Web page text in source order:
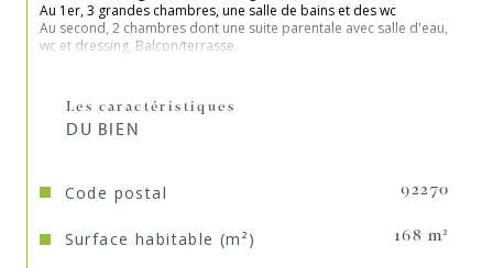
Au 1er, 3 grandes chambres, une salle de bains et des wc
Au second, 2 chambres dont une suite parentale avec salle d'eau,
wc et dressing. Balcon/terrasse.
(family room) et de pièces de rangement
Aucun travaux à prévoir, Chaudière neuve. Chauffage au sol. Très
bonne isolation (C)
proximité
Ecole maternelle et primaire Jules Ferry, Collège Jean Mermoz,
Les caractéristiques
DU BIEN
Code postal 92270
Surface habitable (m²) 168 m²